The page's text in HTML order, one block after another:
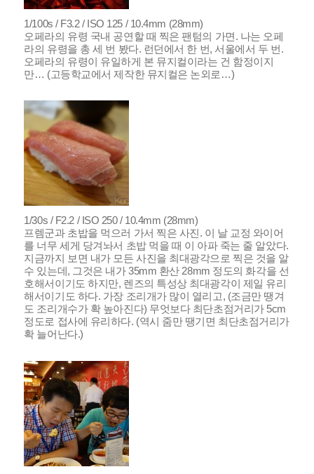
1/100s / F3.2 / ISO 125 / 10.4mm (28mm)
오페라의 유령 국내 공연할 때 찍은 팬텀의 가면. 나는 오페
라의 유령을 총 세 번 봤다. 런던에서 한 번, 서울에서 두 번.
오페라의 유령이 유일하게 본 뮤지컬이라는 건 함정이지
만… (고등학교에서 제작한 뮤지컬은 논외로…)
1/30s / F2.2 / ISO 250 / 10.4mm (28mm)
프렘군과 초밥을 먹으러 가서 찍은 사진. 이 날 교정 와이어
를 너무 세게 당겨놔서 초밥 먹을 때 이 아파 죽는 줄 알았다.
지금까지 보면 내가 모든 사진을 최대광각으로 찍은 것을 알
수 있는데, 그것은 내가 35mm 환산 28mm 정도의 화각을 선
호해서이기도 하지만, 렌즈의 특성상 최대광각이 제일 유리
해서이기도 하다. 가장 조리개가 많이 열리고, (조금만 땡겨
도 조리개수가 확 높아진다) 무엇보다 최단초점거리가 5cm
정도로 접사에 유리하다. (역시 줌만 땡기면 최단초점거리가
확 늘어난다.)